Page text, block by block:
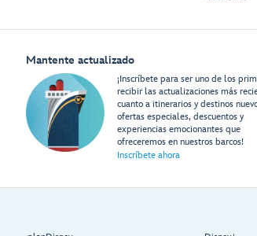
Mantente actualizado
¡Inscríbete para ser uno de los
recibir las actualizaciones más
cuanto a itinerarios y destinos
ofertas especiales, descuentos y
experiencias emocionantes que
ofreceremos en nuestros barcos!
Inscríbete ahora